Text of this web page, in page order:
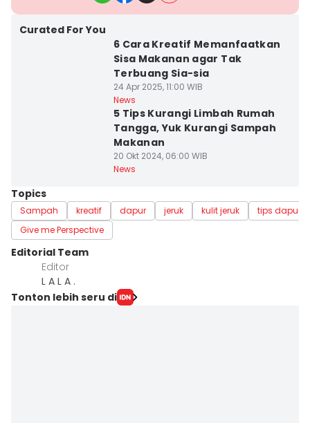
Curated For You
6 Cara Kreatif Memanfaatkan
Sisa Makanan agar Tak
Terbuang Sia-sia
24 Apr 2025, 11:00 WIB
News
5 Tips Kurangi Limbah Rumah
Tangga, Yuk Kurangi Sampah
Makanan
20 Okt 2024, 06:00 WIB
News
Topics
Sampah kreatif dapur jeruk kulit jeruk
tips dapur
Give me Perspective
Editorial Team
Editor
L A L A .
Tonton lebih seru di